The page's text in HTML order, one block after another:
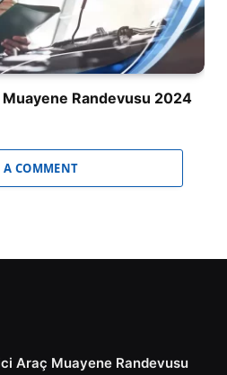
Randevusu 2024
COMMENT
Araç Muayene Randevusu